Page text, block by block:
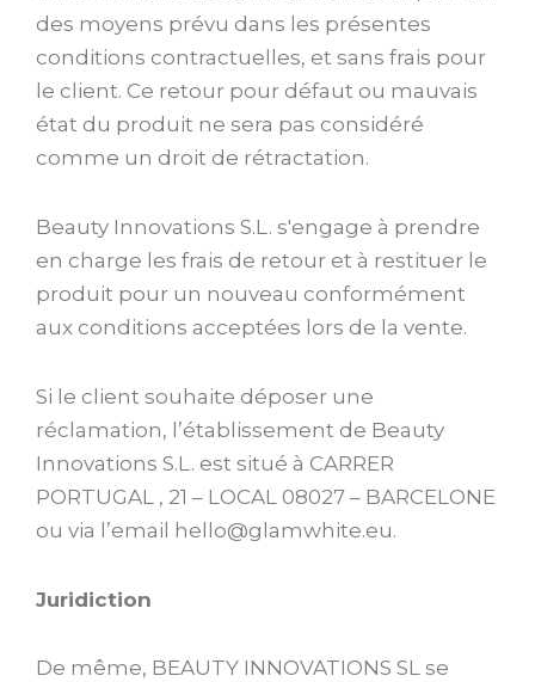
des moyens prévu dans les présentes
conditions contractuelles, et sans frais pour
le client. Ce retour pour défaut ou mauvais
état du produit ne sera pas considéré
comme un droit de rétractation.
Beauty Innovations S.L. s'engage à prendre
en charge les frais de retour et à restituer le
produit pour un nouveau conformément
aux conditions acceptées lors de la vente.
Si le client souhaite déposer une
réclamation, l’établissement de Beauty
Innovations S.L. est situé à CARRER
PORTUGAL , 21 – LOCAL 08027 – BARCELONE
ou via l’email hello@glamwhite.eu.
Juridiction
De même, BEAUTY INNOVATIONS SL se